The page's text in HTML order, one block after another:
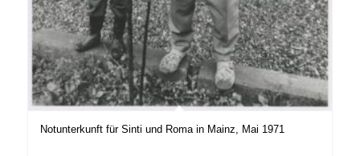
Notunterkunft für Sinti und Roma in Mainz, Mai 1971